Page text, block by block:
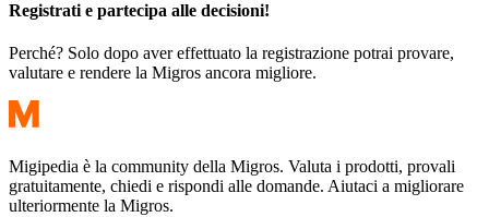
Registrati e partecipa alle decisioni!
Perché? Solo dopo aver effettuato la registrazione potrai provare,
valutare e rendere la Migros ancora migliore.
Migipedia è la community della Migros. Valuta i prodotti, provali
gratuitamente, chiedi e rispondi alle domande. Aiutaci a migliorare
ulteriormente la Migros.